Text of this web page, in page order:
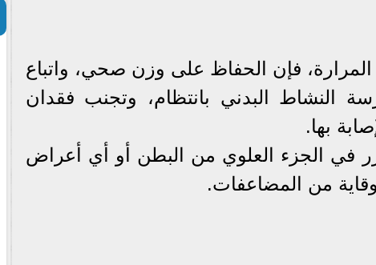
فإن الحفاظ على وزن صحي، واتباع
النشاط البدني بانتظام، وتجنب فقدان
بها.
في الجزء العلوي من البطن أو أي أعراض
من المضاعفات.